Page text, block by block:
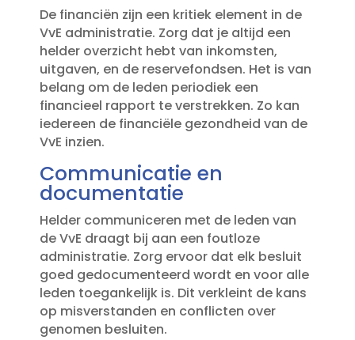
De financiën zijn een kritiek element in de
VvE administratie.​ Zorg dat je altijd een
helder overzicht hebt van inkomsten,
uitgaven, en de reservefondsen.​ Het is van
belang om de leden periodiek een
financieel rapport te verstrekken.​ Zo kan
iedereen de financiële gezondheid van de
VvE inzien.​
Communicatie en
documentatie
Helder communiceren met de leden van
de VvE draagt bij aan een foutloze
administratie.​ Zorg ervoor dat elk besluit
goed gedocumenteerd wordt en voor alle
leden toegankelijk is.​ Dit verkleint de kans
op misverstanden en conflicten over
genomen besluiten.​